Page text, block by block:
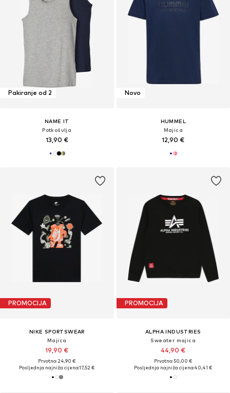
Pakiranje od 2
NAME IT
Potkošulja
13,90 €
Novo
HUMMEL
Majica
12,90 €
PROMOCIJA
NIKE SPORTSWEAR
Majica
19,90 €
Prvotno: 24,90 €
Posljednja najniža cijena:17,52 €
PROMOCIJA
ALPHA INDUSTRIES
Sweater majica
44,90 €
Prvotno: 50,00 €
Posljednja najniža cijena:40,41 €